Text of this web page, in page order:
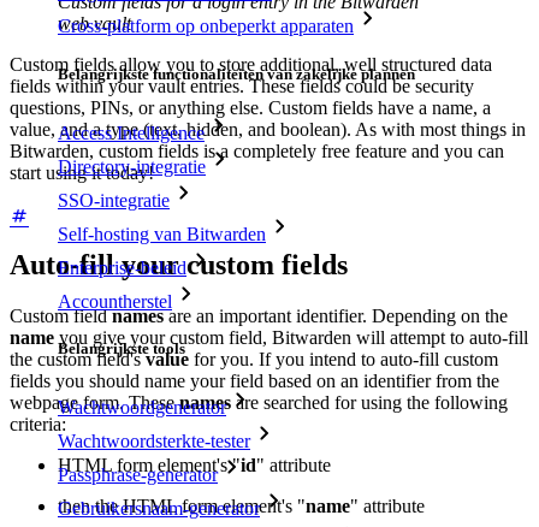
Cross-platform op onbeperkt apparaten
Belangrijkste functionaliteiten van zakelijke plannen
Access Intelligence
Directory-integratie
SSO-integratie
Self-hosting van Bitwarden
Enterprise-beleid
Accountherstel
Belangrijkste tools
Wachtwoordgenerator
Wachtwoordsterkte-tester
Passphrase-generator
Gebruikersnaam-generator
web vault
Custom fields allow you to store additional, well structured data
fields within your vault entries. These fields could be security
questions, PINs, or anything else. Custom fields have a name, a
value, and a type (text, hidden, and boolean). As with most things in
Bitwarden, custom fields is a completely free feature and you can
start using it today!
Auto-fill your custom fields
Custom fieldnamesare an important identifier. Depending on the
name you give your custom field, Bitwarden will attempt to auto-fill
the custom field'svalue for you. If you intend to auto-fill custom
fields you should name your field based on an identifier from the
webpage form. Thesenames are searched for using the following
criteria:
HTML form element's "id" attribute
then the HTML form element's "name" attribute